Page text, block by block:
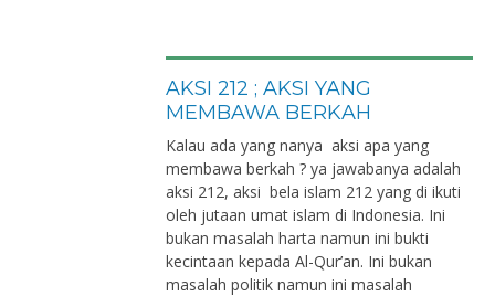
AKSI 212 ; AKSI YANG
MEMBAWA BERKAH
Kalau ada yang nanya aksi apa yang
membawa berkah ? ya jawabanya adalah
aksi 212, aksi bela islam 212 yang di ikuti
oleh jutaan umat islam di Indonesia. Ini
bukan masalah harta namun ini bukti
kecintaan kepada Al-Qur’an. Ini bukan
masalah politik namun ini masalah